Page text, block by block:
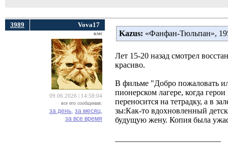
3989 Vova17
кмс
09.06.2026 | 14:58:04
все его сообщения:
за день, за месяц,
за все время
Kazus: «Фанфан-Тюльпан»,
Лет 15-20 назад смотрел
красиво.
В фильме "Добро пожаловать
пионерском лагере, когда
переносится на тетрадку, а в
зы:Как-то вдохновленный
будущую жену. Копия была